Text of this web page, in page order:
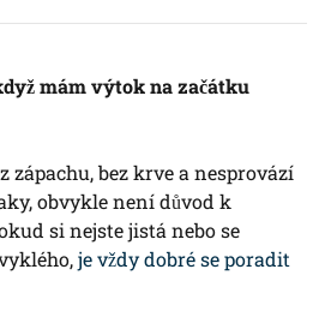
mám výtok na začátku
zápachu, bez krve a nesprovází
obvykle není důvod k
si nejste jistá nebo se
je vždy dobré se poradit